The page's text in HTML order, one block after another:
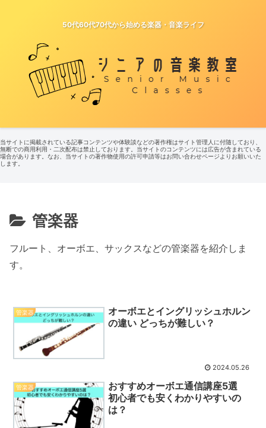
50代60代70代から始める楽器・音楽ライフ
当サイトに掲載されている記事コンテンツや体験談などの著作権はサイト管理人に付随しており、
無断での商用利用・二次配布は禁止しております。当サイトのコンテンツには広告が含まれている
場合があります。なお、当サイトの著作物使用の許可申請等はお問い合わせページよりお願いいた
します。
管楽器
フルート、オーボエ、サックスなどの管楽器を紹介しま
す。
管楽器
オーボエとイングリッシュホルン
の違い どっちが難しい？
2024.05.26
管楽器
おすすめオーボエ通信講座5選
初心者でも安くわかりやすいの
は？